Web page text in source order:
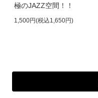
極のJAZZ空間！！
1,500円(税込1,650円)